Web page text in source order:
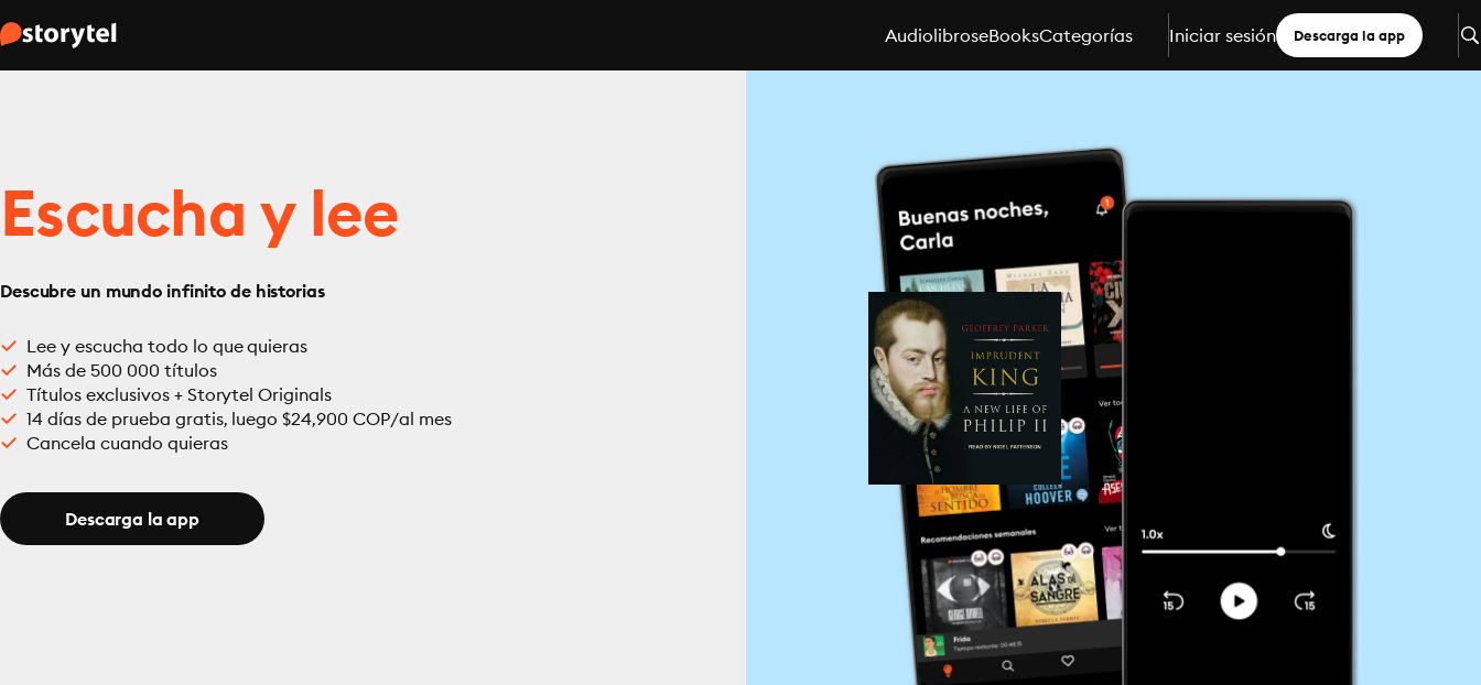
AudiolibroseBooksCategorías Iniciar sesión Descarga la app
Escucha y lee
Descubre un mundo infinito de historias
Lee y escucha todo lo que quieras
Más de 500 000 títulos
Títulos exclusivos + Storytel Originals
14 días de prueba gratis, luego $24,900 COP/al mes
Cancela cuando quieras
Descarga la app